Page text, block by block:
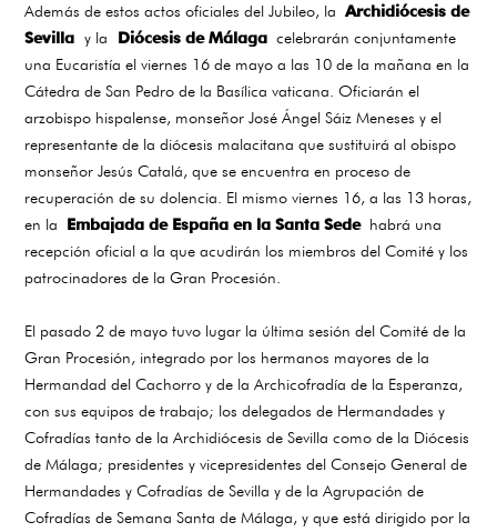
Además de estos actos oficiales del Jubileo, laArchidiócesis de
Sevillay la Diócesis de Málaga celebrarán conjuntamente
una Eucaristía el viernes 16 de mayo a las 10 de la mañana en la
Cátedra de San Pedro de la Basílica vaticana. Oficiarán el
arzobispo hispalense, monseñor José Ángel Sáiz Meneses y el
representante de la diócesis malacitana que sustituirá al obispo
monseñor Jesús Catalá, que se encuentra en proceso de
recuperación de su dolencia. El mismo viernes 16, a las 13 horas,
en la Embajada de España en la Santa Sedehabrá una
recepción oficial a la que acudirán los miembros del Comité y los
patrocinadores de la Gran Procesión.
El pasado 2 de mayo tuvo lugar la última sesión del Comité de la
Gran Procesión, integrado por los hermanos mayores de la
Hermandad del Cachorro y de la Archicofradía de la Esperanza,
con sus equipos de trabajo; los delegados de Hermandades y
Cofradías tanto de la Archidiócesis de Sevilla como de la Diócesis
de Málaga; presidentes y vicepresidentes del Consejo General de
Hermandades y Cofradías de Sevilla y de la Agrupación de
Cofradías de Semana Santa de Málaga, y que está dirigido por la